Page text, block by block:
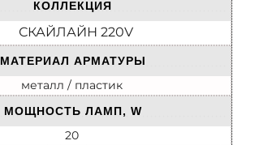
КОЛЛЕКЦИЯ
СКАЙЛАЙН 220V
МАТЕРИАЛ АРМАТУРЫ
металл / пластик
МОЩНОСТЬ ЛАМП, W
20